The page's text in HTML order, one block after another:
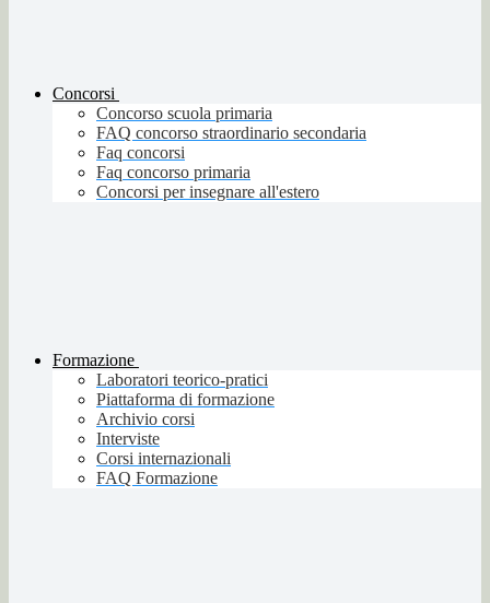
Concorsi
Concorso scuola primaria
FAQ concorso straordinario secondaria
Faq concorsi
Faq concorso primaria
Concorsi per insegnare all'estero
Formazione
Laboratori teorico-pratici
Piattaforma di formazione
Archivio corsi
Interviste
Corsi internazionali
FAQ Formazione